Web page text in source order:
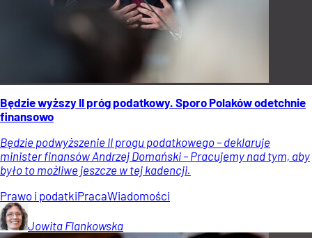
Będzie wyższy II próg podatkowy. Sporo Polaków odetchnie
finansowo
Będzie podwyższenie II progu podatkowego – deklaruje
minister finansów Andrzej Domański – Pracujemy nad tym, aby
było to możliwe jeszcze w tej kadencji.
Prawo i podatkiPracaWiadomości
Jowita Flankowska